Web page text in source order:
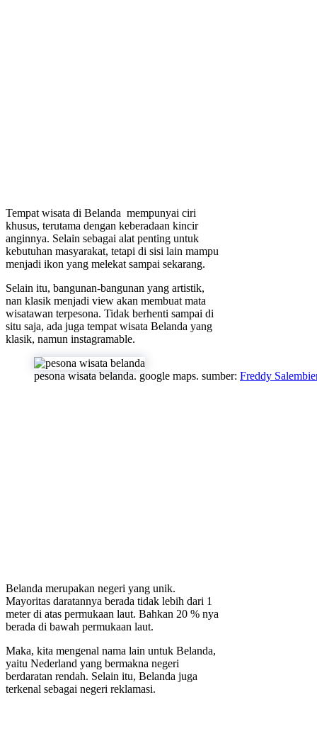
Tempat wisata di Belanda mempunyai ciri
khusus, terutama dengan keberadaan kincir
anginnya. Selain sebagai alat penting untuk
kebutuhan masyarakat, tetapi di sisi lain mampu
menjadi ikon yang melekat sampai sekarang.
Selain itu, bangunan-bangunan yang artistik,
nan klasik menjadi view akan membuat mata
wisatawan terpesona. Tidak berhenti sampai di
situ saja, ada juga tempat wisata Belanda yang
klasik, namun instagramable.
pesona wisata belanda. google maps. sumber: Freddy
Belanda merupakan negeri yang unik.
Mayoritas daratannya berada tidak lebih dari 1
meter di atas permukaan laut. Bahkan 20 % nya
berada di bawah permukaan laut.
Maka, kita mengenal nama lain untuk Belanda,
yaitu Nederland yang bermakna negeri
berdaratan rendah. Selain itu, Belanda juga
terkenal sebagai negeri reklamasi.